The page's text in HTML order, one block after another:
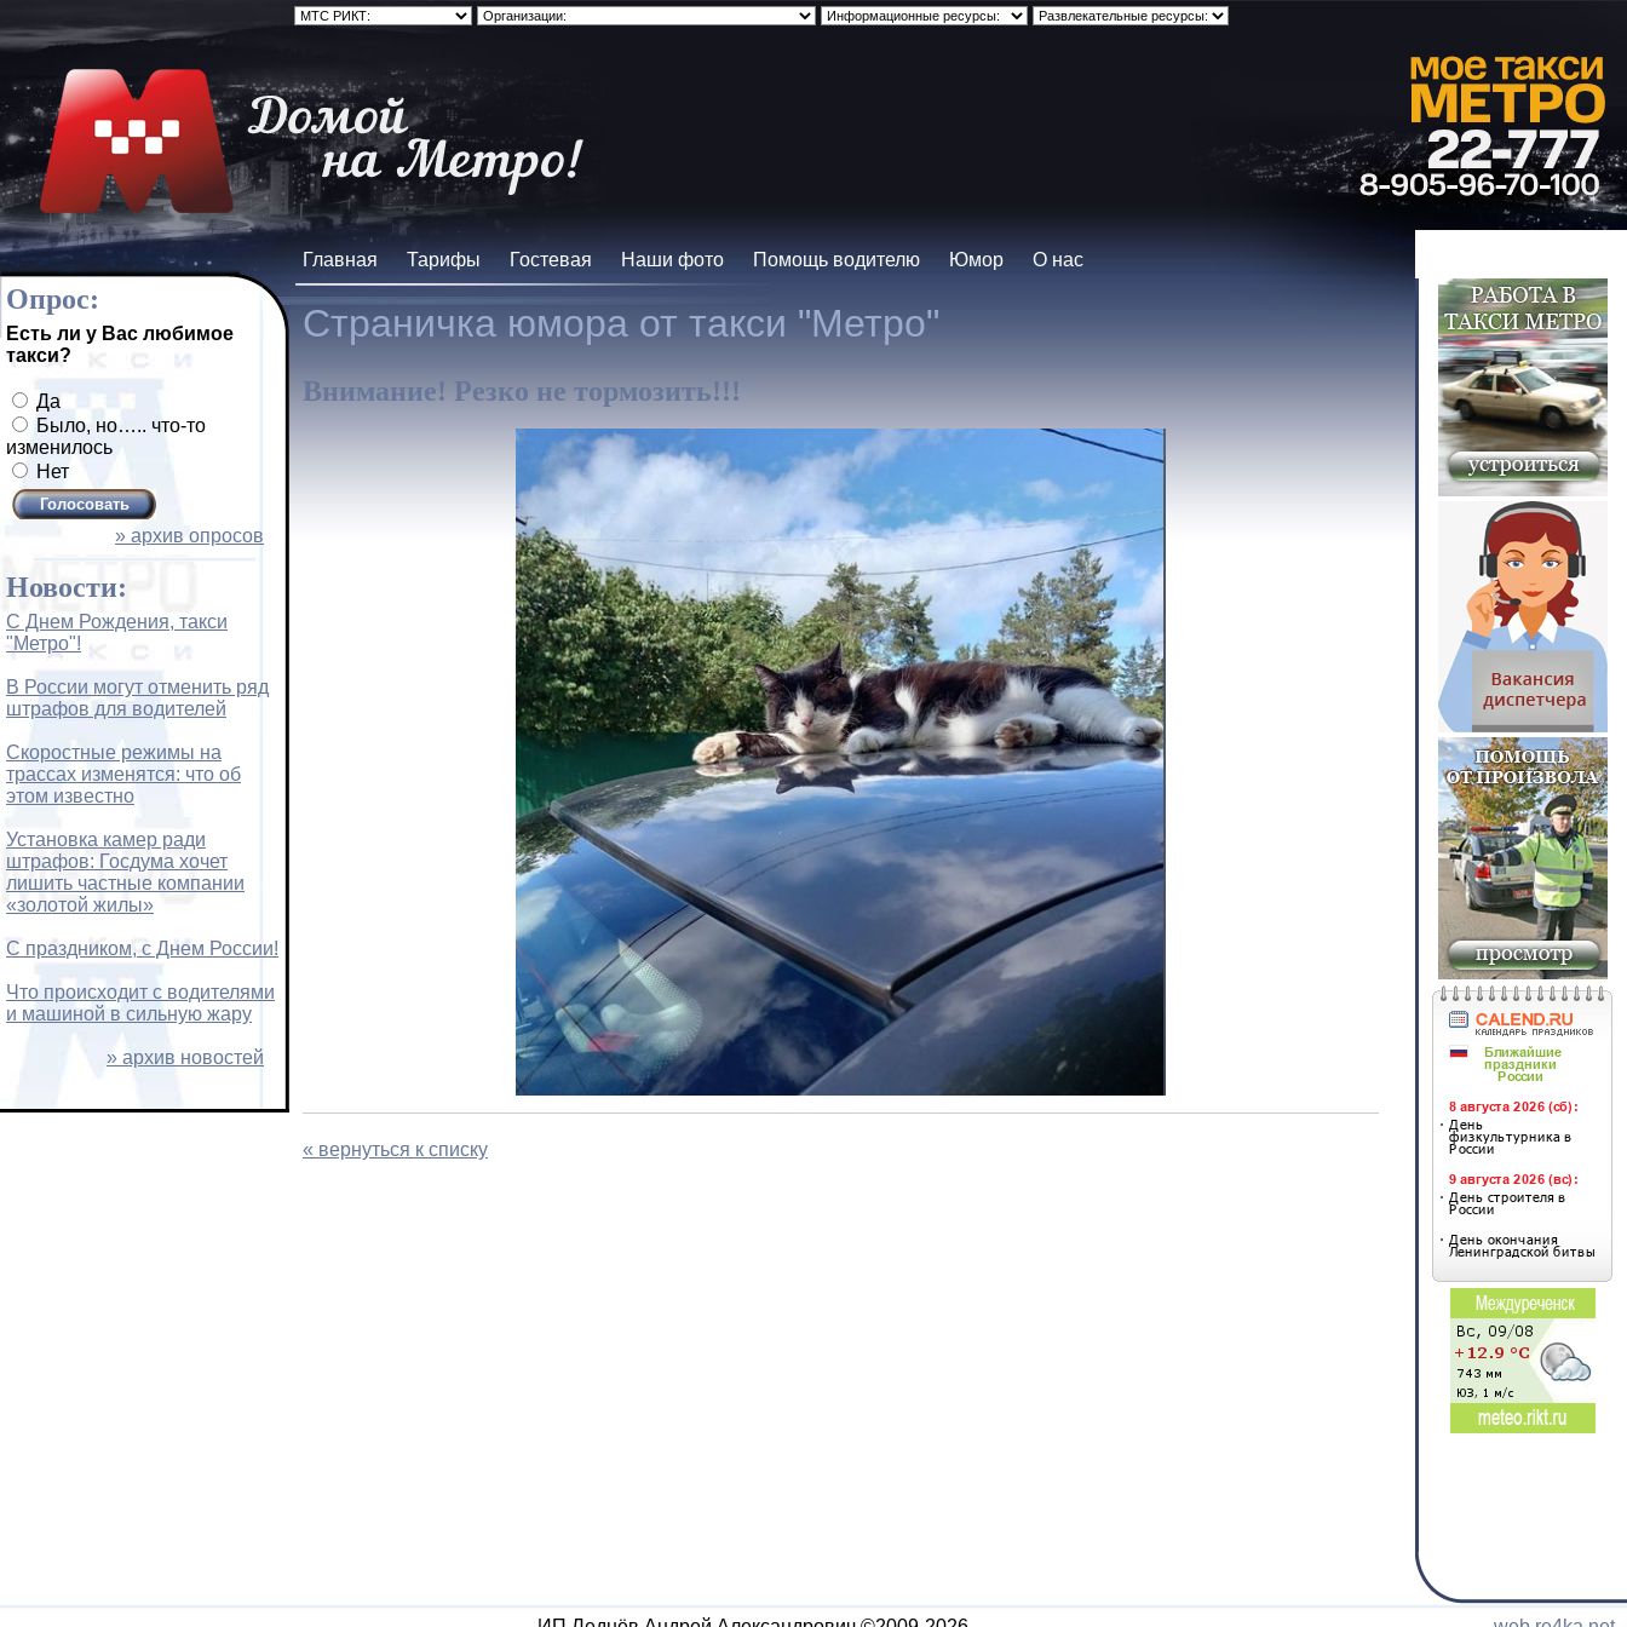
Главная Тарифы Гостевая Наши фото Помощь водителю Юмор О нас
Опрос:
Есть ли у Вас любимое
такси?
Да
Было, но….. что-то
изменилось
Нет
» архив опросов
Новости:
С Днем Рождения, такси
"Метро"!
В России могут отменить ряд
штрафов для водителей
Скоростные режимы на
трассах изменятся: что об
этом известно
Установка камер ради
штрафов: Госдума хочет
лишить частные компании
«золотой жилы»
С праздником, с Днем России!
Что происходит с водителями
и машиной в сильную жару
» архив новостей
Страничка юмора от такси "Метро"
Внимание! Резко не тормозить!!!
« вернуться к списку